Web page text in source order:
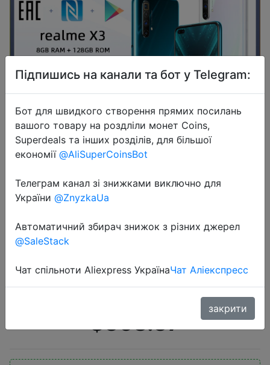
2020-09-10
64MP 60X SuperZoom 120 Гц
дисплей Snapdragon 855 + 8 Гб
Телефон realme v5
$368.37
Підпишись на канали та бот у Telegram:
Бот для швидкого створення прямих посилань
вашого товару на роздліли монет Coins,
Superdeals та інших розділів, для більшої
економії @AliSuperCoinsBot
Телеграм канал зі знижками виключно для
України @ZnyzkaUa
Автоматичний збирач знижок з різних джерел
@SaleStack
Чат спільноти Aliexpress УкраїнаЧат Аліекспресс
закрити